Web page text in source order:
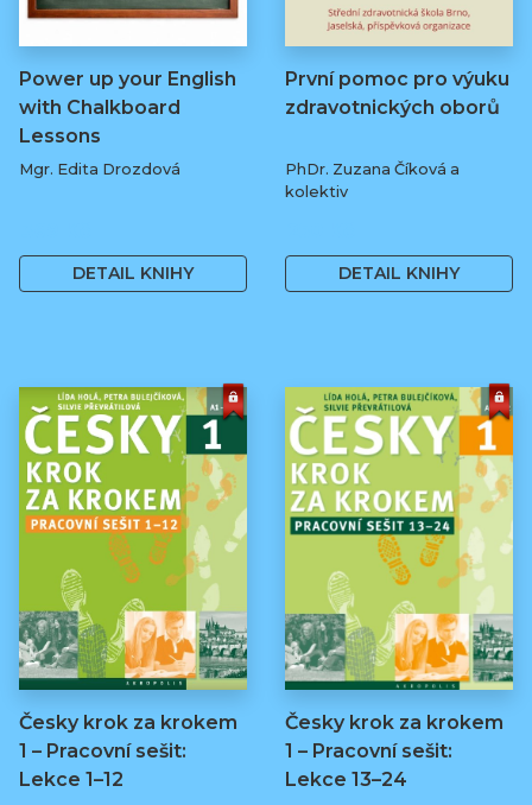
Power up your English
with Chalkboard
Lessons
Mgr. Edita Drozdová
DETAIL KNIHY
První pomoc pro výuku
zdravotnických oborů
PhDr. Zuzana Číková a
kolektiv
DETAIL KNIHY
Česky krok za krokem
1 – Pracovní sešit:
Lekce 1–12
Česky krok za krokem
1 – Pracovní sešit:
Lekce 13–24